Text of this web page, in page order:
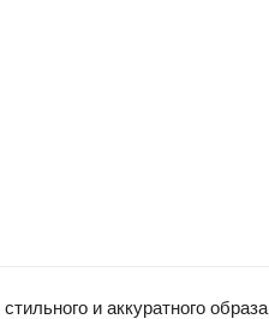
и аккуратного